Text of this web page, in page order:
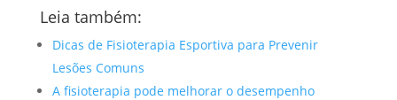
Leia também:
Dicas de Fisioterapia Esportiva para Prevenir
Lesões Comuns
A fisioterapia pode melhorar o desempenho